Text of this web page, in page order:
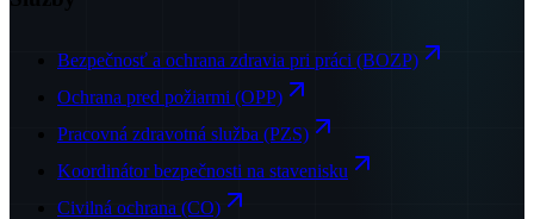
Bezpečnosť a ochrana zdravia pri práci (BOZP)
Ochrana pred požiarmi (OPP)
Pracovná zdravotná služba (PZS)
Koordinátor bezpečnosti na stavenisku
Civilná ochrana (CO)